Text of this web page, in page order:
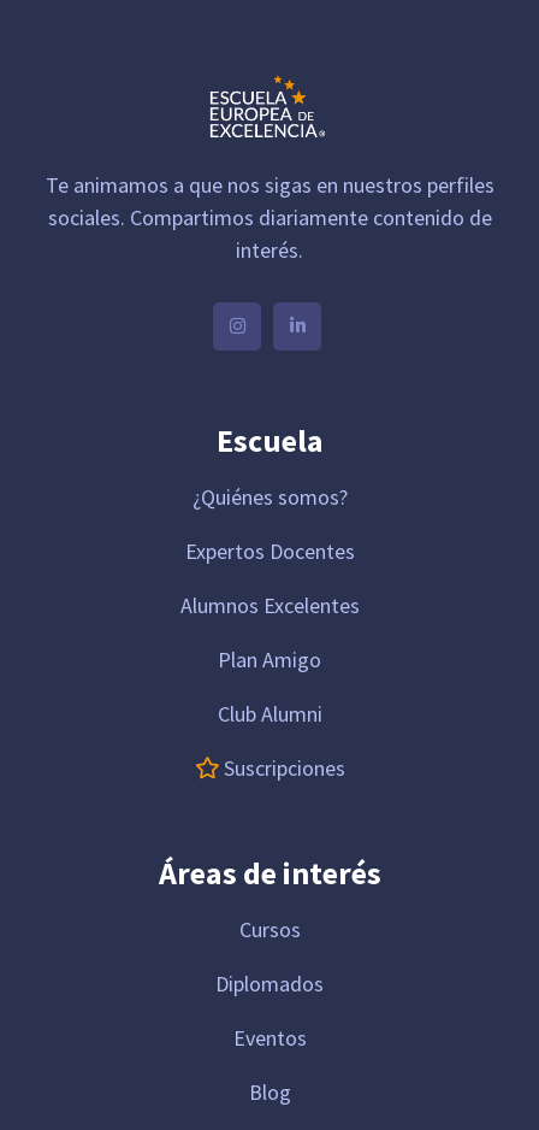
Te animamos a que nos sigas en nuestros perfiles
sociales. Compartimos diariamente contenido de
interés.
Escuela
¿Quiénes somos?
Expertos Docentes
Alumnos Excelentes
Plan Amigo
Club Alumni
Suscripciones
Áreas de interés
Cursos
Diplomados
Eventos
Blog